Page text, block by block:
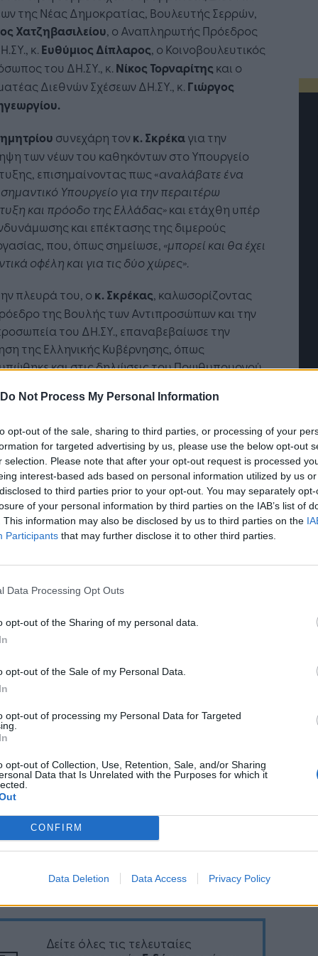
Do Not Process My Personal Information
opt-out of the sale, sharing to third parties, or processing of your
for targeted advertising by us, please use the below opt-out
selection. Please note that after your opt-out request is processed
interest-based ads based on personal information utilized by us
to third parties prior to your opt-out. You may separately
of your personal information by third parties on the IAB’s list of
This information may also be disclosed by us to third parties on the
Participants that may further disclose it to other third parties.
Data Processing Opt Outs
opt-out of the Sharing of my personal data.
opt-out of the Sale of my Personal Data.
opt-out of processing my Personal Data for Targeted
opt-out of Collection, Use, Retention, Sale, and/or Sharing
Data that Is Unrelated with the Purposes for which it
CONFIRM
Data Deletion Data Access Privacy Policy
της Νέας Δημοκρατίας, Βουλευτής Σερρών,
Χατζηβασιλείου, ο Αναπληρωτής Πρόεδρος
κ. Ευθύμιος Δίπλαρος, ο Κοινοβουλευτικός
του ΔΗ.ΣΥ., κ. Νίκος Τορναρίτης και ο
Διεθνών Σχέσεων ΔΗ.ΣΥ., κ. Γιώργος
συνεχάρη τονκ. Σκρέκαγια την
των νέων του καθηκόντων στο Υπουργείο
επισημαίνοντας πως «αναλάβατε ένα
Υπουργείο για την περαιτέρω
και πρόοδο της Ελλάδας»και ετάχθη υπέρ
και επέκτασης της διμερούς
που, όπως σημείωσε, «μπορεί και θα έχει
οφέλη και για τις δύο χώρες».
πλευρά του, ο κ. Σκρέκας, καλωσορίζοντας
της Βουλής των Αντιπροσώπων και την
του ΔΗ.ΣΥ., επαναβεβαίωσε την
της Ελληνικής Κυβέρνησης, όπως
και στις δηλώσεις του Πρωθυπουργού,
του στη μεγαλόνησο, για περαιτέρω
τα επίπεδα. Ταυτόχρονα, εξήρε την ευγενική
όπως τη χαρακτήρισε, της Κυπριακής
να αναλάβει το κόστος αναδάσωσης
περιοχών στη Ρόδο.
ανέλυσε τις στρατηγικές
του Υπουργείου Ανάπτυξης και
να επιταχύνουμε τον αναπτυξιακό
για όλους τους πολίτες».
πρακτικών και η περαιτέρω προώθηση της
και των επενδύσεων σε βασικούς τομείς
όπως η ενέργεια, ο τουρισμός και η
με έμφαση στα τρόφιμα και τα αγροτικά
προς όφελος των δύο λαών.
Ακολουθήστε το
όλα τα επιχειρηματικά νέα
Δείτε όλες τις τελευταίες
Η Τεχνητή Νοημοσύνη: το νέο
λειτουργικό σύστημα της
επιχείρησης
Οι προσλήψεις
Jobfind.gr ως
«σύμμαχος» για
επιχείρηση και